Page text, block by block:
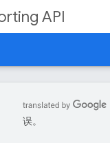
API
误。